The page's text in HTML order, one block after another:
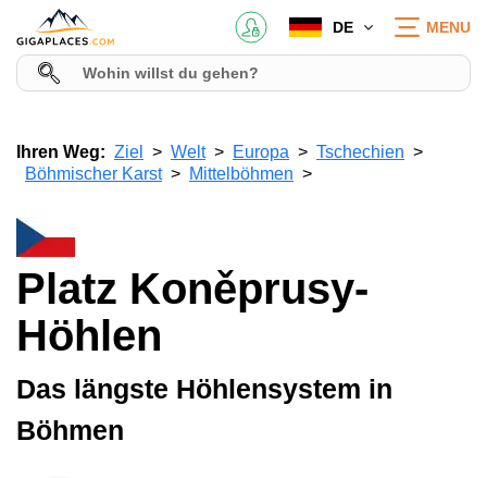
DE MENU
Ihren Weg: Ziel Welt Europa
Tschechien
Böhmischer Karst
Mittelböhmen
Platz Koněprusy-
Höhlen
Das längste Höhlensystem in
Böhmen